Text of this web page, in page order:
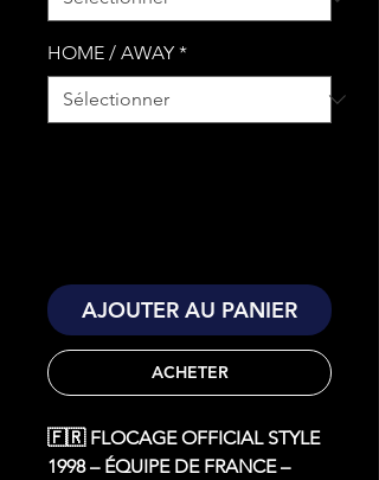
HOME / AWAY *
AJOUTER AU PANIER
ACHETER
🇫🇷 FLOCAGE OFFICIAL STYLE
1998 – ÉQUIPE DE FRANCE –